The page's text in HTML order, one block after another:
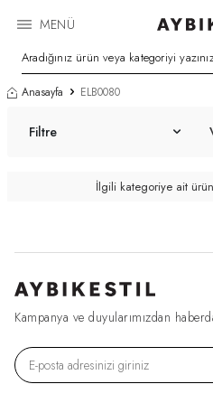
MENÜ
Anasayfa ELB0080
Filtre
İlgili kategoriye ait
Kampanya ve duyularımızdan